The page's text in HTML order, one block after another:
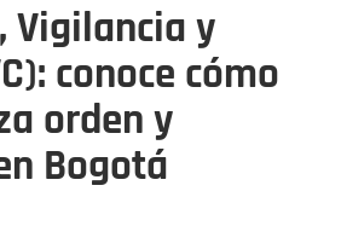
Vigilancia y
conoce cómo
orden y
Bogotá